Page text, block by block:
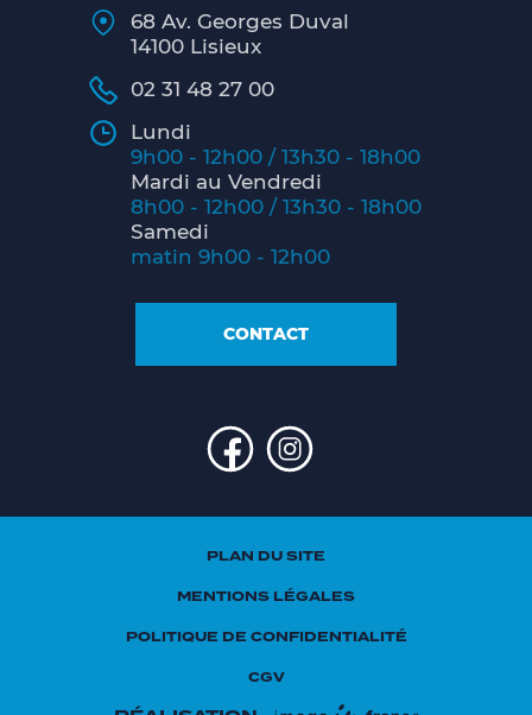
68 Av. Georges Duval
14100 Lisieux
02 31 48 27 00
Lundi
9h00 - 12h00 / 13h30 - 18h00
Mardi au Vendredi
8h00 - 12h00 / 13h30 - 18h00
Samedi
matin 9h00 - 12h00
CONTACT
PLAN DU SITE
MENTIONS LÉGALES
POLITIQUE DE CONFIDENTIALITÉ
CGV